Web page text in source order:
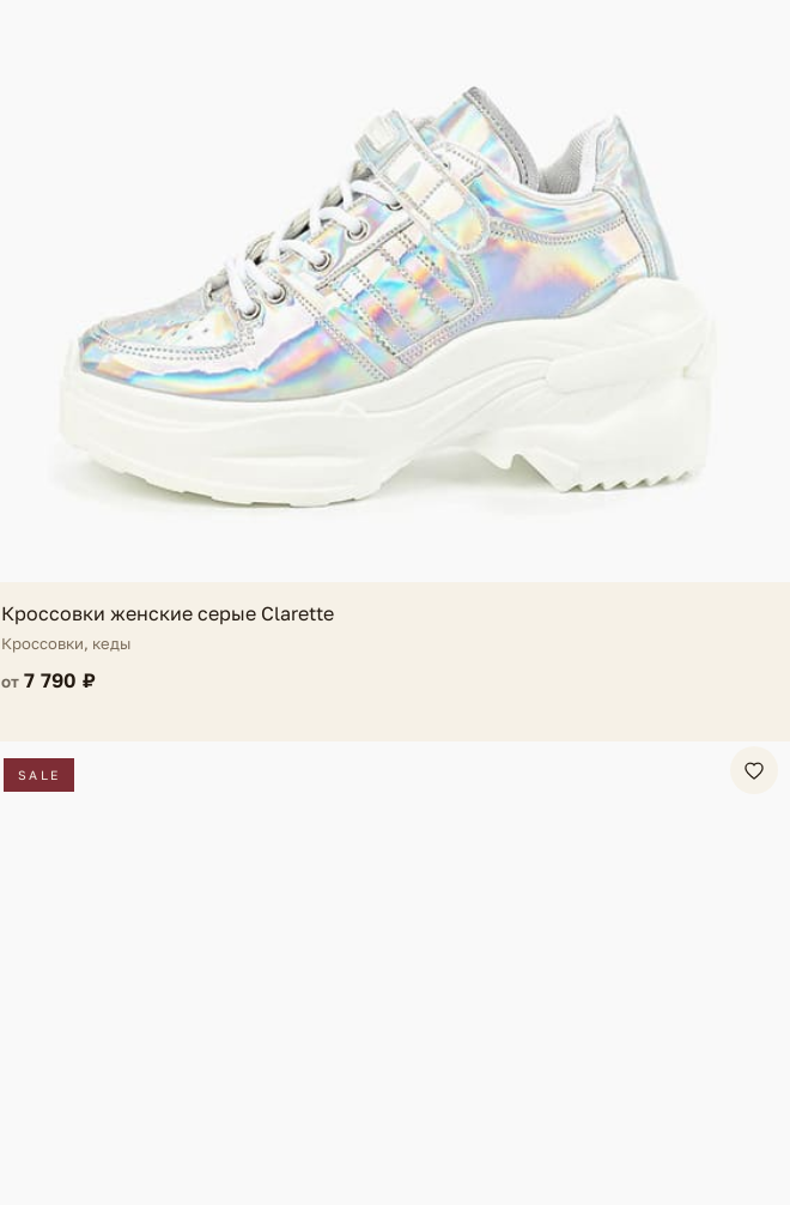
Кроссовки женские серые Clarette
Кроссовки, кеды
от 7 790 ₽
SALE